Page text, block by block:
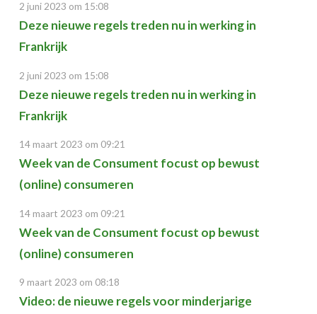
2 juni 2023 om 15:08
Deze nieuwe regels treden nu in werking in
Frankrijk
2 juni 2023 om 15:08
Deze nieuwe regels treden nu in werking in
Frankrijk
14 maart 2023 om 09:21
Week van de Consument focust op bewust
(online) consumeren
14 maart 2023 om 09:21
Week van de Consument focust op bewust
(online) consumeren
9 maart 2023 om 08:18
Video: de nieuwe regels voor minderjarige